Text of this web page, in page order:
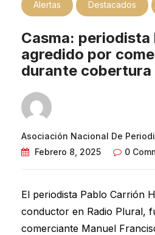
Alertas Destacados
Casma: periodista
agredido por
durante cobertura
Asociación Nacional De
Febrero 8, 2025
0
El periodista Pablo Carrión
conductor en Radio Plural,
comerciante Manuel